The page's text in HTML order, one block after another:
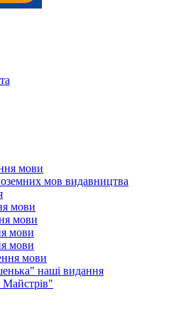
мови
мов видавництва
мови
мови
мови
мови
мови
наші видання